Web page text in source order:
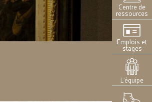
Centre de
ressources
Emplois et
stages
L’équipe